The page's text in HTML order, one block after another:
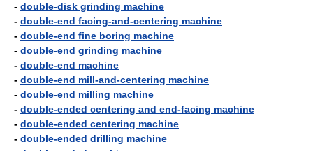
- double-disk grinding machine
- double-end facing-and-centering machine
- double-end fine boring machine
- double-end grinding machine
- double-end machine
- double-end mill-and-centering machine
- double-end milling machine
- double-ended centering and end-facing machine
- double-ended centering machine
- double-ended drilling machine